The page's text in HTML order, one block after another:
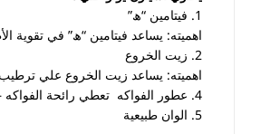
1. فيتامين “ھ”
اهميته: يساعد فيتامين “ھ” في تقوية
2. زيت الخروع
اهميته: يساعد زيت الخروع علي ترطيب
4. عطور الفواكه تعطي رائحة الفواكه
5. الوان طبيعية